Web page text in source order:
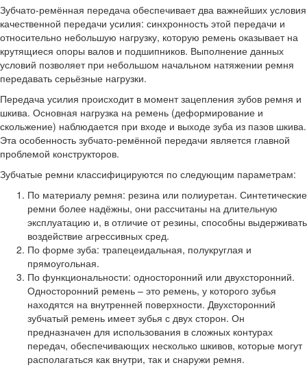
Зубчато-ремённая передача обеспечивает два важнейших условия
качественной передачи усилия: синхронность этой передачи и
относительно небольшую нагрузку, которую ремень оказывает на
крутящиеся опоры валов и подшипников. Выполнение данных
условий позволяет при небольшом начальном натяжении ремня
передавать серьёзные нагрузки.
Передача усилия происходит в момент зацепления зубов ремня и
шкива. Основная нагрузка на ремень (деформирование и
скольжение) наблюдается при входе и выходе зуба из пазов шкива.
Эта особенность зубчато-ремённой передачи является главной
проблемой конструкторов.
Зубчатые ремни классифицируются по следующим параметрам:
По материалу ремня: резина или полиуретан. Синтетические
ремни более надёжны, они рассчитаны на длительную
эксплуатацию и, в отличие от резины, способны выдерживать
воздействие агрессивных сред.
По форме зуба: трапецеидальная, полукруглая и
прямоугольная.
По функциональности: односторонний или двухсторонний.
Односторонний ремень – это ремень, у которого зубья
находятся на внутренней поверхности. Двухсторонний
зубчатый ремень имеет зубья с двух сторон. Он
предназначен для использования в сложных контурах
передач, обеспечивающих несколько шкивов, которые могут
располагаться как внутри, так и снаружи ремня.